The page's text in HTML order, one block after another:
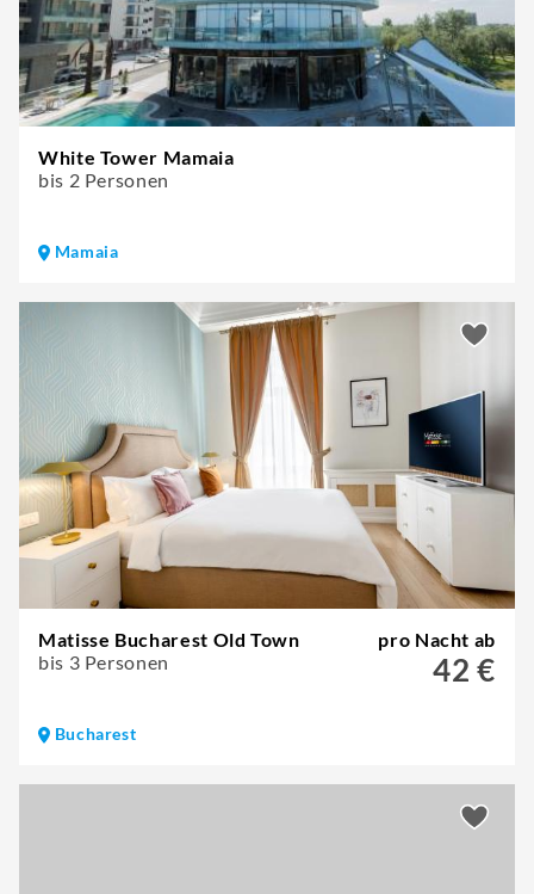
White Tower Mamaia
bis 2 Personen
Mamaia
Matisse Bucharest Old Town
bis 3 Personen
pro Nacht ab
42 €
Bucharest